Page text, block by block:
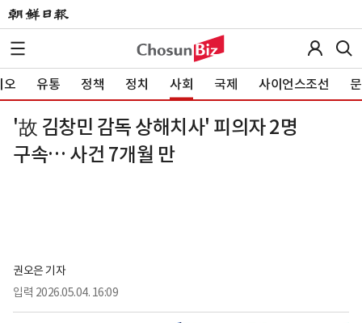
오 유통 정책 정치 사회 국제 사이언스조선
'故 김창민 감독 상해치사' 피의자 2명
구속… 사건 7개월 만
권오은 기자
입력 2026.05.04. 16:09